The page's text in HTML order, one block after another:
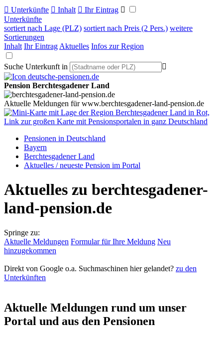
 Unterkünfte  Inhalt  Ihr Eintrag 
Unterkünfte
sortiert nach Lage (PLZ) sortiert nach Preis (2 Pers.) weitere
Sortierungen
Inhalt Ihr Eintrag Aktuelles Infos zur Region
Suche Unterkunft in 
Pension Berchtesgadener Land
Aktuelle Meldungen für www.berchtesgadener-land-pension.de
Pensionen in Deutschland
Bayern
Berchtesgadener Land
Aktuelles / neueste Pension im Portal
Aktuelles zu berchtesgadener-
land-pension.de
Springe zu:
Aktuelle Meldungen Formular für Ihre Meldung Neu
hinzugekommen
Direkt von Google o.a. Suchmaschinen hier gelandet? zu den
Unterkünften
Aktuelle Meldungen rund um unser
Portal und aus den Pensionen